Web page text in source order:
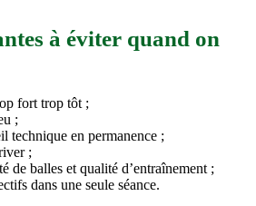
à éviter quand on
fort trop tôt ;
;
technique en permanence ;
;
de balles et qualité d’entraînement ;
dans une seule séance.